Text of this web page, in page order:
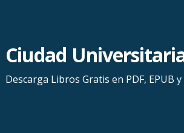
Ciudad
Descarga Libros Gratis en PDF, EPUB y